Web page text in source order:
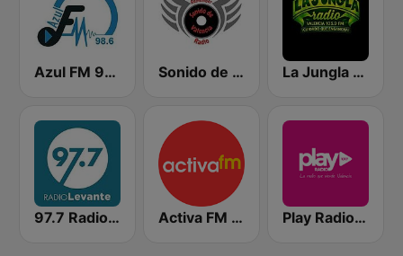
Azul FM 98.6 Región de Murcia Sonido de Valencia Radio La Jungla Radio Valencia
97.7 Radio Levante Activa FM - Benidorm Play Radio Valencia